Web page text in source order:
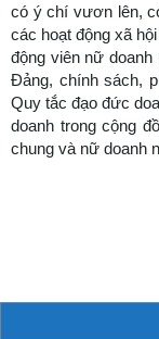
có ý chí vươn lên,
các hoạt động xã
động viên nữ
Đảng, chính sách,
Quy tắc đạo đức
doanh trong cộng
chung và nữ doanh